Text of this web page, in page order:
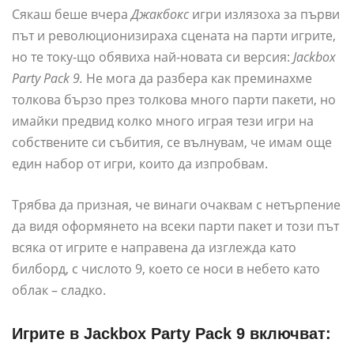
Сякаш беше вчераДжакбокс игри излязоха за първи
път и революционизираха сцената на парти игрите,
но те току-що обявиха най-новата си версия: Jackbox
Party Pack 9. Не мога да разбера как преминахме
толкова бързо през толкова много парти пакети, но
имайки предвид колко много играя тези игри на
собствените си събития, се вълнувам, че имам още
един набор от игри, които да изпробвам.
Трябва да призная, че винаги очаквам с нетърпение
да видя оформянето на всеки парти пакет и този път
всяка от игрите е направена да изглежда като
билборд, с числото 9, което се носи в небето като
облак – сладко.
Игрите в Jackbox Party Pack 9 включват: